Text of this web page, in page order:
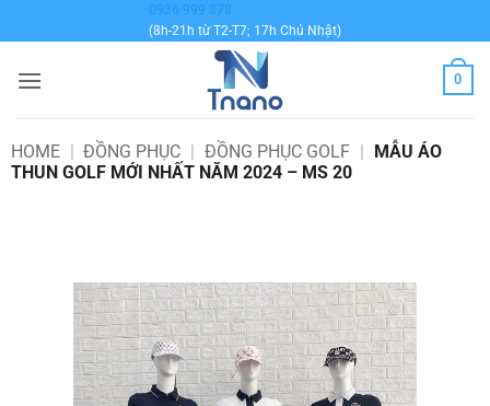
qua
dung
0936 999 878
(8h-21h từ T2-T7; 17h Chủ Nhật)
0
HOME | ĐỒNG PHỤC | ĐỒNG PHỤC GOLF | MẪU ÁO
THUN GOLF MỚI NHẤT NĂM 2024 – MS 20